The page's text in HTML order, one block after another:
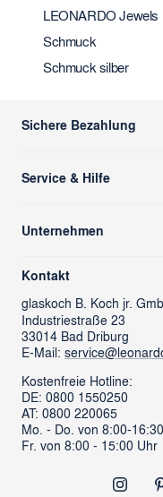
LEONARDO Jewels
Schmuck
Schmuck silber
Sichere Bezahlung
Unternehmen
Über uns
glass cube
LEONARDO News
Karriere
Verantwortung
ProSales Gastronomie
LIVING Möbel
Newsletter
Service & Hilfe
Rücksendung/ Retoure
Kontaktformular
Ansprechpartner &
LEONARDO
FAQs
Händlersuche
Retoure anmelden
Vertrag widerrufen
Kontakt
glaskoch B. Koch jr.
Industriestraße 23
33014 Bad Driburg
E-Mail:
Kostenfreie Hotline:
DE: 0800 1550250
AT: 0800 220065
Mo. - Do. von 8:00-
Fr. von 8:00 - 15:00 Uhr